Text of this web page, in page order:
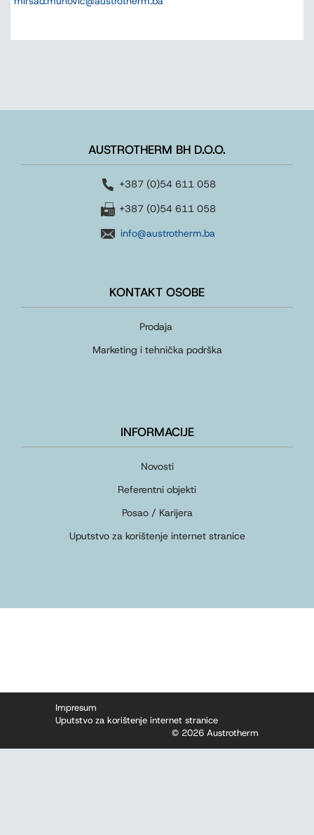
AUSTROTHERM BH D.O.O.
+387 (0)54 611 058
+387 (0)54 611 058
info@austrotherm.ba
KONTAKT OSOBE
Prodaja
Marketing i tehnička podrška
INFORMACIJE
Novosti
Referentni objekti
Posao / Karijera
Uputstvo za korištenje internet stranice
Impresum
Uputstvo za korištenje internet stranice
© 2026 Austrotherm